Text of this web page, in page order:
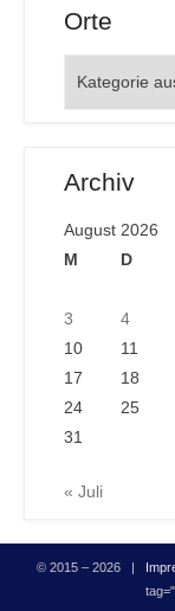
Orte
Archiv
August 2026
M
D
3
4
10
11
17
18
24
25
31
« Juli
© 2015 – 2026 |